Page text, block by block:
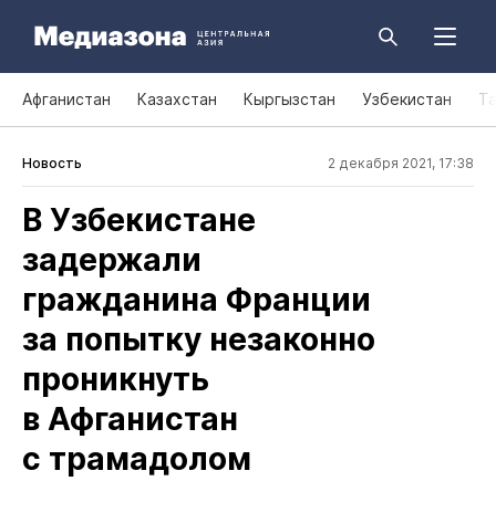
Афганистан Казахстан Кыргызстан Узбекистан
Новость 2 декабря 2021, 17:38
В Узбекистане
задержали
гражданина Франции
за попытку незаконно
проникнуть
в Афганистан
с трамадолом